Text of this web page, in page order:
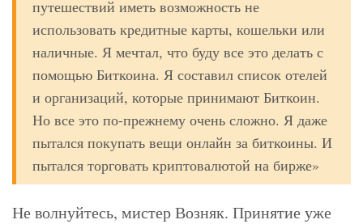
путешествий иметь возможность не
использовать кредитные карты, кошельки или
наличные. Я мечтал, что буду все это делать с
помощью Биткоина. Я составил список отелей
и организаций, которые принимают Биткоин.
Но все это по-прежнему очень сложно. Я даже
пытался покупать вещи онлайн за биткоины. И
пытался торговать криптовалютой на бирже»
Не волнуйтесь, мистер Возняк. Принятие уже